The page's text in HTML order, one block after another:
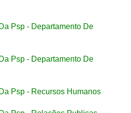
Psp - Departamento De
Psp - Departamento De
Psp - Recursos Humanos